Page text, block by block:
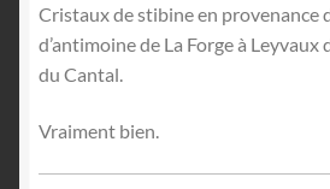
Cristaux de stibine en provenance
d’antimoine de La Forge à
du Cantal.
Vraiment bien.